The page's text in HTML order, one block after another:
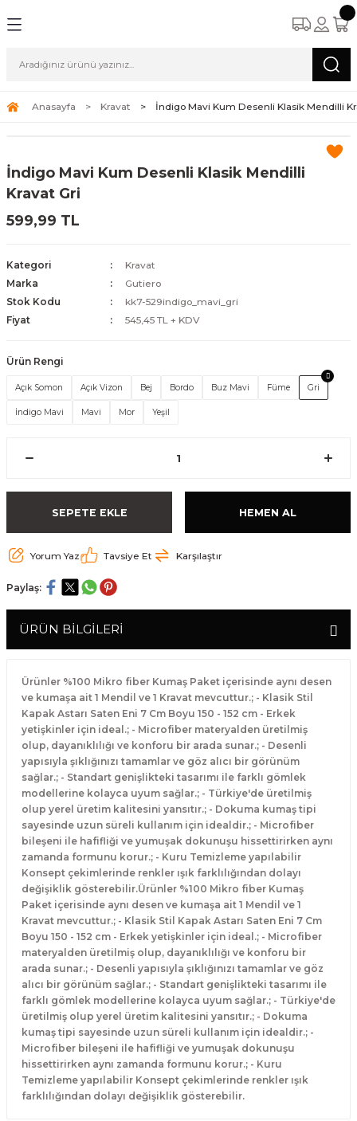
Anasayfa Kravat İndigo Mavi Kum Desenli Klasik Mendilli
İndigo Mavi Kum Desenli Klasik Mendilli
Kravat Gri
599,99 TL
Kategori
Kravat
Marka
Gutiero
Stok Kodu
kk7-529indigo_mavi_gri
Fiyat
545,45 TL + KDV
Ürün Rengi
Açık Somon Açık Vizon Bej Bordo Buz Mavi Füme Gri
İndigo Mavi Mavi Mor Yeşil
SEPETE EKLE HEMEN AL
Yorum Yaz Tavsiye Et Karşılaştır
Paylaş:
ÜRÜN BİLGİLERİ
Ürünler %100 Mikro fiber Kumaş Paket içerisinde aynı desen
ve kumaşa ait 1 Mendil ve 1 Kravat mevcuttur.; - Klasik Stil
Kapak Astarı Saten Eni 7 Cm Boyu 150 - 152 cm - Erkek
yetişkinler için ideal.; - Microfiber materyalden üretilmiş
olup, dayanıklılığı ve konforu bir arada sunar.; - Desenli
yapısıyla şıklığınızı tamamlar ve göz alıcı bir görünüm
sağlar.; - Standart genişlikteki tasarımı ile farklı gömlek
modellerine kolayca uyum sağlar.; - Türkiye'de üretilmiş
olup yerel üretim kalitesini yansıtır.; - Dokuma kumaş tipi
sayesinde uzun süreli kullanım için idealdir.; - Microfiber
bileşeni ile hafifliği ve yumuşak dokunuşu hissettirirken aynı
zamanda formunu korur.; - Kuru Temizleme yapılabilir
Konsept çekimlerinde renkler ışık farklılığından dolayı
değişiklik gösterebilir.Ürünler %100 Mikro fiber Kumaş
Paket içerisinde aynı desen ve kumaşa ait 1 Mendil ve 1
Kravat mevcuttur.; - Klasik Stil Kapak Astarı Saten Eni 7 Cm
Boyu 150 - 152 cm - Erkek yetişkinler için ideal.; - Microfiber
materyalden üretilmiş olup, dayanıklılığı ve konforu bir
arada sunar.; - Desenli yapısıyla şıklığınızı tamamlar ve göz
alıcı bir görünüm sağlar.; - Standart genişlikteki tasarımı ile
farklı gömlek modellerine kolayca uyum sağlar.; - Türkiye'de
üretilmiş olup yerel üretim kalitesini yansıtır.; - Dokuma
kumaş tipi sayesinde uzun süreli kullanım için idealdir.; -
Microfiber bileşeni ile hafifliği ve yumuşak dokunuşu
hissettirirken aynı zamanda formunu korur.; - Kuru
Temizleme yapılabilir Konsept çekimlerinde renkler ışık
farklılığından dolayı değişiklik gösterebilir.